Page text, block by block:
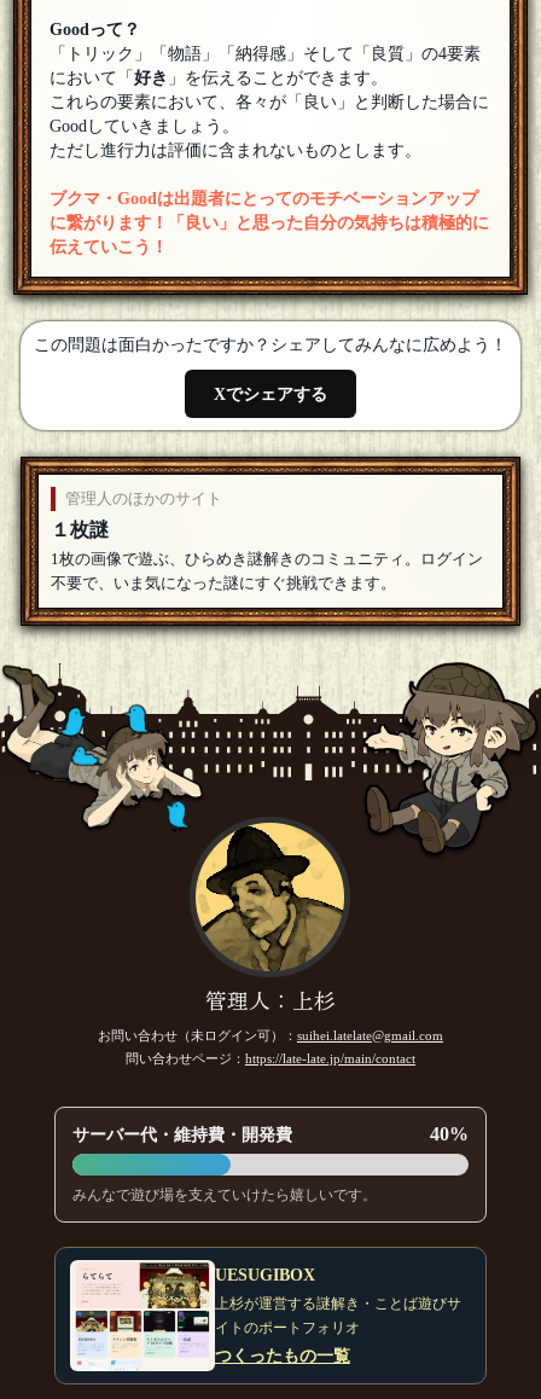
アザゼル
皆様歓迎します せめてヴァニラアイスに一傷つけてその傷
が勝敗を分けた！的なエピソードが欲しかった どんな死に
方ですか？（ガンダム知らないの） 旅団の二人は呆気なさ過ぎで
すね なーにテラフォーマーズに比べたら・・・[18年07月16日
12:03]
OUTIS
かナ・・・ ヒロインや主人公ト思われた人物ノ死はショッ
クだったネ・・・ [18年07月16日 09:24]
やつぎ
おはようございます、参加させていただきます！ ハンター×
ハンターのゴトーさん他、あの人やこの人や色々な方々……
[18年07月16日 08:23]
けいぴ[１問正解]
参加させていただきます。ガルマ・ザビ
参加します。ジョジョ3部よりアブドゥル [18年07月16日
01:02]
Goodって？
「トリック」「物語」「納得感」そして「良質」の4要素
において「好き 」を伝えることができます。
これらの要素において、各々が「良い」と判断した場合に
Goodしていきましょう。
ただし進行力は評価に含まれないものとします。
ブクマ・Goodは出題者にとってのモチベーションアップ
に繋がります！「良い」と思った自分の気持ちは積極的に
伝えていこう！
この問題は面白かったですか？シェアしてみんなに広めよう！
Xでシェアする
管理人のほかのサイト
１枚謎
1枚の画像で遊ぶ、ひらめき謎解きのコミュニティ。ログイン
不要で、いま気になった謎にすぐ挑戦できます。
管理人：上杉
お問い合わせ（未ログイン可）： suihei.latelate@gmail.com
問い合わせページ： https://late-late.jp/main/contact
サーバー代・維持費・開発費 40%
みんなで遊び場を支えていけたら嬉しいです。
UESUGIBOX
上杉が運営する謎解き・ことば遊びサ
イトのポートフォリオ
つくったもの一覧